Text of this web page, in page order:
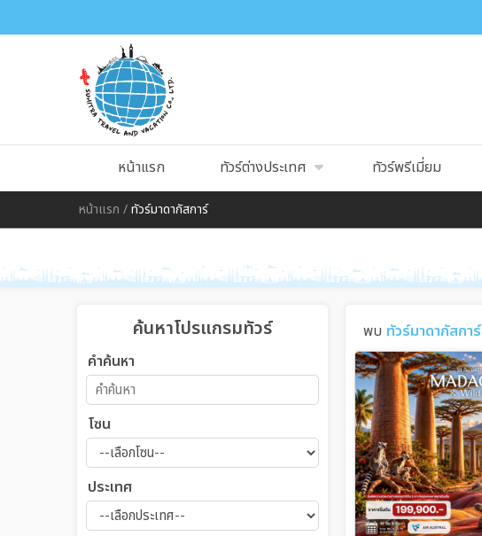
หน้าแรก ทัวร์ต่างประเทศ ทัวร์พรีเมี่ยม
หน้าแรก /ทัวร์มาดากัสการ์
ค้นหาโปรแกรมทัวร์
คำค้นหา
โซน
ประเทศ
พบ ทัวร์มาดากัสการ์